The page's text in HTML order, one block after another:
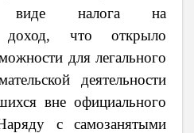
виде налога на
доход, что открыло
для легального
деятельности
вне официального
с самозанятыми